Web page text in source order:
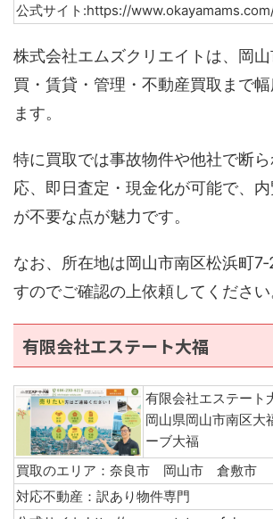
公式サイト:https://
株式会社エムズクリエイトは、岡
買・賃貸・管理・不動産買取まで
ます。
特に買取では事故物件や他社で断
応、即日査定・現金化が可能で、
が不要な点が魅力です。
なお、所在地は岡山市南区松浜町
すのでご確認の上依頼してください
有限会社エステート大福
有限会社エステート
岡山県岡山市南区大
ーブ大福
買取のエリア：奈良市 岡山市 倉敷市
対応不動産：訳あり物件専門